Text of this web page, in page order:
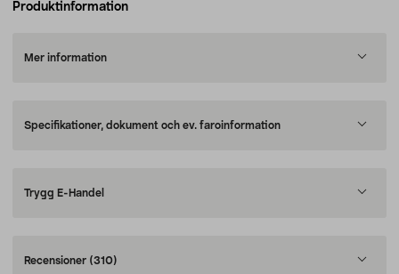
Produktinformation
Mer information
Specifikationer, dokument och ev. faroinformation
Trygg E-Handel
Recensioner (310)